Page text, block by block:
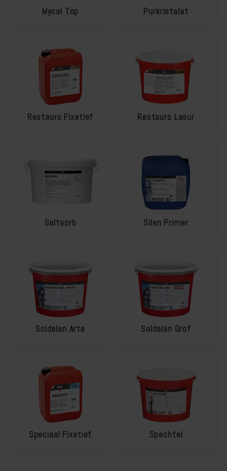
Mycal Top Purkristalat
Restauro Fixatief Restauro Lasur
Saltsorb Silan Primer
Soldalan Arte Soldalan Grof
Speciaal Fixatief Spachtel